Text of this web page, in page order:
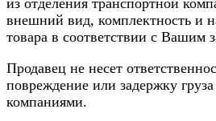
из отделения транспортной
внешний вид, комплектность и
товара в соответствии с Вашим
Продавец не несет
повреждение или задержку
компаниями.